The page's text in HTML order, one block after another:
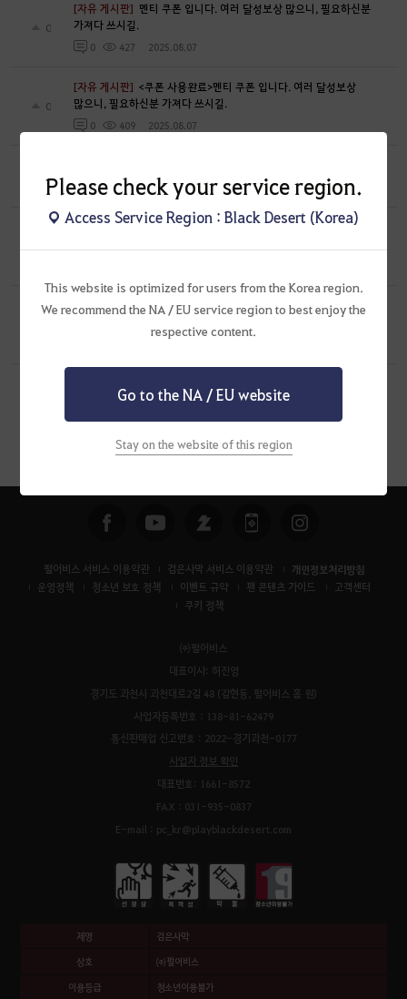
Please check your service region.
Access Service Region : Black Desert (Korea)
This website is optimized for users from the Korea region.
We recommend the NA / EU service region to best enjoy the
respective content.
Go to the NA / EU website
Stay on the website of this region
[자유 게시판] 멘티 쿠폰 입니다. 여러 달성보상 많으니, 필요하신분
가져다 쓰시길.
0
0 427 2025.08.07
[자유 게시판] <쿠폰 사용완료>멘티 쿠폰 입니다. 여러 달성보상
많으니, 필요하신분 가져다 쓰시길.
0
0 409 2025.08.07
0
0 772 2020.02.25
[건의 게시판] 선박에 쥬크박스 달아주시거나, 선원들이 노래
[자유 게시판] 런처 실행후 패치잘되는데, 게임실행 누르면 인증오류
2019.12.11
1
펄어비스 서비스 이용약관 검은사막 서비스 이용약관 개인정보처리방침
운영정책 청소년 보호 정책 이벤트 규약 팬 콘텐츠 가이드
고객센터
쿠키 정책
㈜펄어비스
대표이사: 허진영
경기도 과천시 과천대로2길 48 (갈현동, 펄어비스 홈 원)
사업자등록번호 : 138-81-62479
통신판매업 신고번호 : 2022-경기과천-0177
사업자 정보 확인
대표번호: 1661-8572
FAX : 031-935-0837
E-mail : pc_kr@playblackdesert.com
제명 검은사막
상호 ㈜펄어비스
이용등급 청소년이용불가